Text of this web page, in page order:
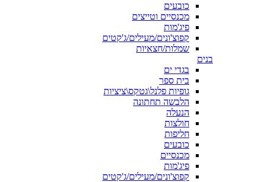
כובעים
מכנסיים וטייצים
פיג'מות
קפוצ'ונים/מעילים/ג'קטים
שמלות/חצאיות
בנים
בגדי ים
בית ספר
גופיות פלנל\גטקס\ציציות
הלבשה תחתונה
הנעלה
חולצות
חליפות
כובעים
מכנסיים
פיג'מות
קפוצ'ונים/מעילים/ג'קטים